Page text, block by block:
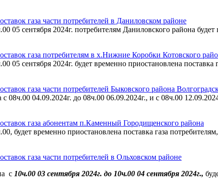
газа части потребителей в Даниловском районе
05 сентября 2024г. потребителям Даниловского района
газа потребителям в х.Нижние Коробки Котовского
05 сентября 2024г. будет временно приостановлена
газа части потребителей Быковского района
08ч.00 04.09.2024г. до 08ч.00 06.09.2024г., и с 08ч.00
газа абонентам п.Каменный Городищенского района
будет временно приостановлена поставка газа
газа части потребителей в Ольховском районе
с 10ч.00 03 сентября 2024г. до 10ч.00 04 сентября 2024г.,